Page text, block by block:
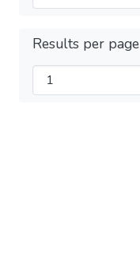
Results per page